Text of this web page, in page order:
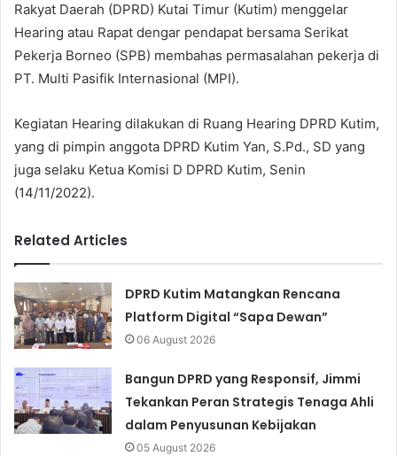
Rakyat Daerah (DPRD) Kutai Timur (Kutim) menggelar
Hearing atau Rapat dengar pendapat bersama Serikat
Pekerja Borneo (SPB) membahas permasalahan pekerja di
PT. Multi Pasifik Internasional (MPI).
Kegiatan Hearing dilakukan di Ruang Hearing DPRD Kutim,
yang di pimpin anggota DPRD Kutim Yan, S.Pd., SD yang
juga selaku Ketua Komisi D DPRD Kutim, Senin
(14/11/2022).
Related Articles
DPRD Kutim Matangkan Rencana
Platform Digital “Sapa Dewan”
06 August 2026
Bangun DPRD yang Responsif, Jimmi
Tekankan Peran Strategis Tenaga Ahli
dalam Penyusunan Kebijakan
05 August 2026